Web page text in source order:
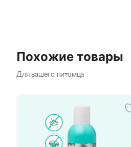
Похожие товары
Для вашего питомца